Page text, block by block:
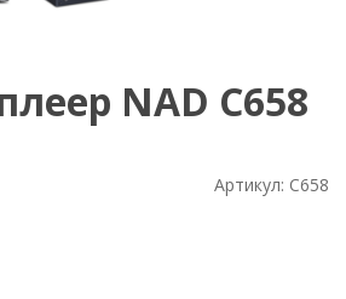
NAD C658
Артикул: C658